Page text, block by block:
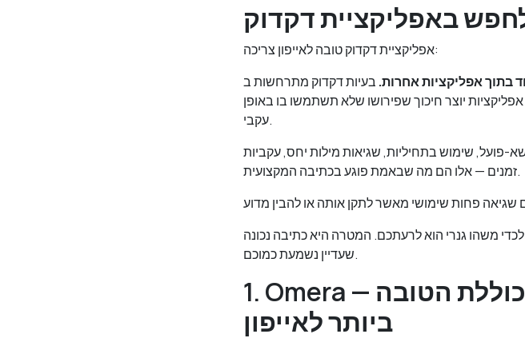
באפליקציית דקדוק
אפליקציית דקדוק טובה לאייפון צריכה:
בתוך אפליקציות אחרות. בעיות דקדוק מתרחשות ב-Gmail, WhatsApp, iMessage ו-Slack — לא
יוצר חיכוך שפירושו שלא תשתמשו בו באופן
עקבי.
פועל, שימוש בתחיליות, שגיאות מילות יחס, עקביות
זמנים — אלו הם מה שבאמת פוגע בכתיבה המקצועית.
משהו גנרי הוא לרעתכם. המטרה היא כתיבה נכונה
שעדיין נשמעת כמוכם.
1. Omera — אפליקציית הדקדוק הכוללת הטובה
ביותר לאייפון